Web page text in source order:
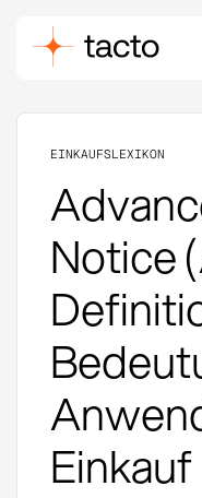
EINKAUFSLEXIKON
Notice
Einkauf